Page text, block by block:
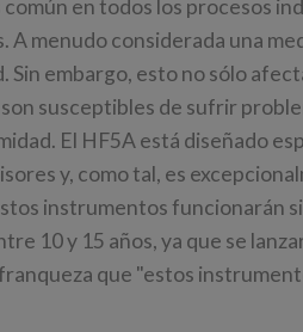
en todos los procesos
menudo considerada una
embargo, esto no sólo
susceptibles de sufrir
El HF5A está diseñado
y, como tal, es
instrumentos funcionarán
10 y 15 años, ya que se
que "estos